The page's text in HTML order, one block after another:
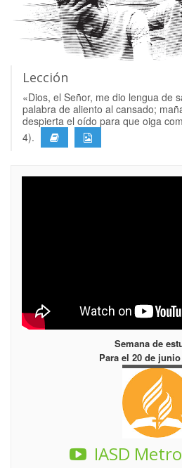
Lección
«Dios, el Señor, me dio lengua de
palabra de aliento al cansado;
despierta el oído para que oiga
4).
Semana de
Para el 20 de junio
IASD